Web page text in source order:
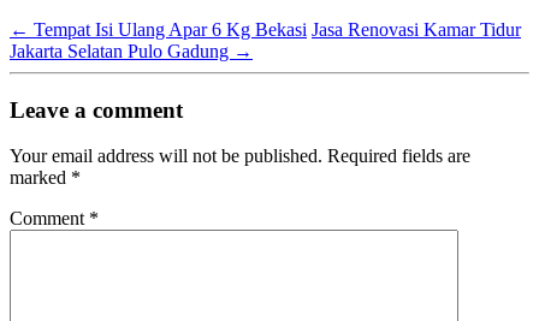
← Tempat Isi Ulang Apar 6 Kg Bekasi Jasa Renovasi Kamar Tidur
Jakarta Selatan Pulo Gadung →
Leave a comment
Your email address will not be published. Required fields are
marked *
Comment *